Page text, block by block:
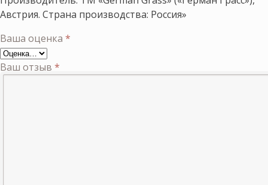
Австрия. Страна производства: Россия»
Ваша оценка *
Ваш отзыв *